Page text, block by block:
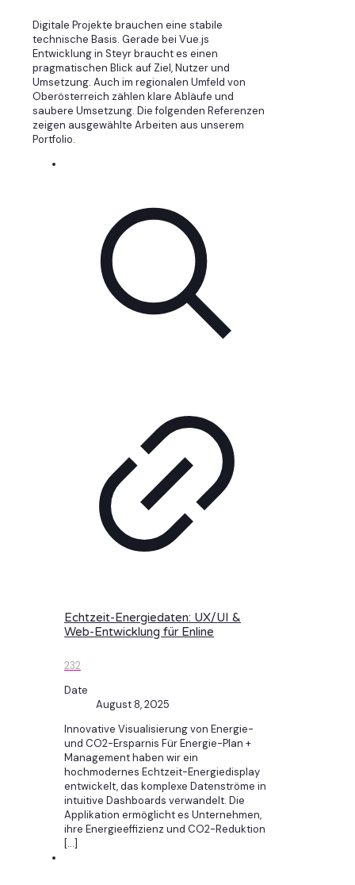
Digitale Projekte brauchen eine stabile
technische Basis. Gerade bei Vue.js
Entwicklung in Steyr braucht es einen
pragmatischen Blick auf Ziel, Nutzer und
Umsetzung. Auch im regionalen Umfeld von
Oberösterreich zählen klare Abläufe und
saubere Umsetzung. Die folgenden Referenzen
zeigen ausgewählte Arbeiten aus unserem
Portfolio.
Echtzeit-Energiedaten: UX/UI &
Web-Entwicklung für Enline
232
Date
August 8, 2025
Innovative Visualisierung von Energie-
und CO2-Ersparnis Für Energie-Plan +
Management haben wir ein
hochmodernes Echtzeit-Energiedisplay
entwickelt, das komplexe Datenströme in
intuitive Dashboards verwandelt. Die
Applikation ermöglicht es Unternehmen,
ihre Energieeffizienz und CO2-Reduktion
[…]